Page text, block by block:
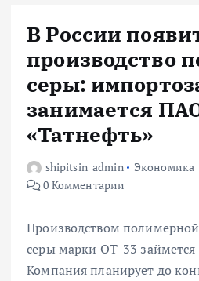
В России
производство
серы:
занимается
«Татнефть»
shipitsin_admin Экономика
0 Комментарии
Производством
серы марки ОТ-33
Компания планирует до